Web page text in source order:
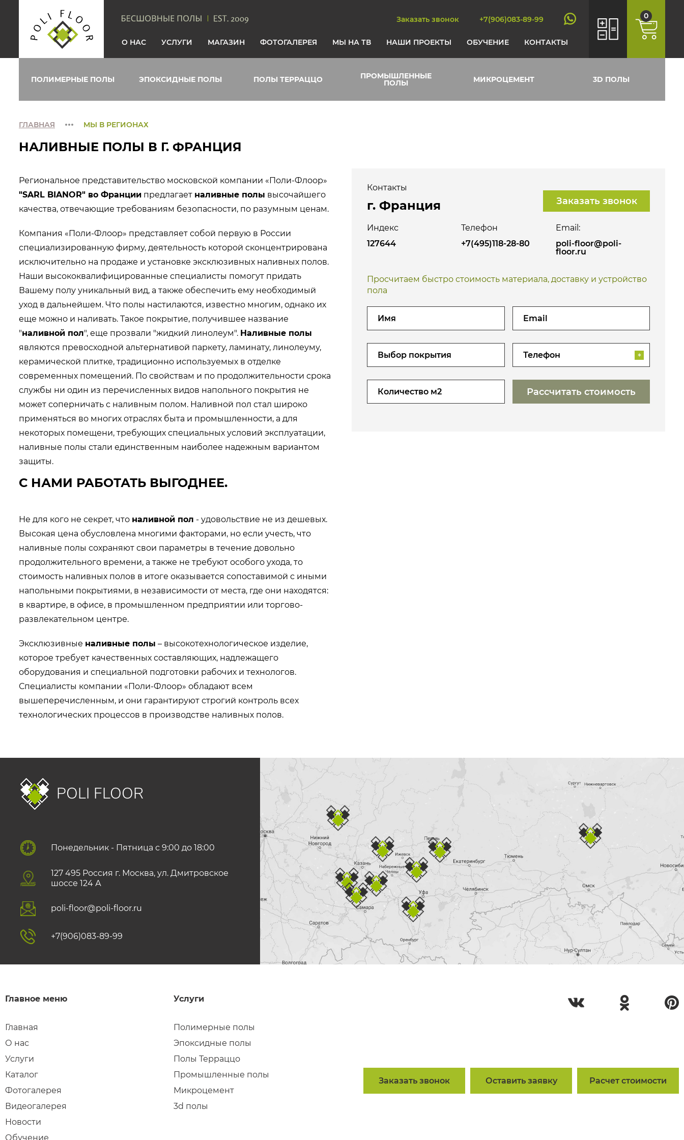
Заказать звонок +7(906)083-89-99
О НАС УСЛУГИ МАГАЗИН ФОТОГАЛЕРЕЯ МЫ НА ТВ НАШИ ПРОЕКТЫ ОБУЧЕНИЕ КОНТАКТЫ
0
ПОЛИМЕРНЫЕ ПОЛЫ ЭПОКСИДНЫЕ ПОЛЫ ПОЛЫ ТЕРРАЦЦО ПРОМЫШЛЕННЫЕ
ПОЛЫ МИКРОЦЕМЕНТ 3D ПОЛЫ
ГЛАВНАЯ МЫ В РЕГИОНАХ
НАЛИВНЫЕ ПОЛЫ В Г. ФРАНЦИЯ
Региональное представительство московской компании «Поли-Флоор»
"SARL BIANOR" во Франции предлагает наливные полы высочайшего
качества, отвечающие требованиям безопасности, по разумным ценам.
Компания «Поли-Флоор» представляет собой первую в России
специализированную фирму, деятельность которой сконцентрирована
исключительно на продаже и установке эксклюзивных наливных полов.
Наши высококвалифицированные специалисты помогут придать
Вашему полу уникальный вид, а также обеспечить ему необходимый
уход в дальнейшем. Что полы настилаются, известно многим, однако их
еще можно и наливать. Такое покрытие, получившее название
"наливной пол", еще прозвали "жидкий линолеум". Наливные полы
являются превосходной альтернативой паркету, ламинату, линолеуму,
керамической плитке, традиционно используемых в отделке
современных помещений. По свойствам и по продолжительности срока
службы ни один из перечисленных видов напольного покрытия не
может соперничать с наливным полом. Наливной пол стал широко
применяться во многих отраслях быта и промышленности, а для
некоторых помещени, требующих специальных условий эксплуатации,
наливные полы стали единственным наиболее надежным вариантом
защиты.
С НАМИ РАБОТАТЬ ВЫГОДНЕЕ.
Не для кого не секрет, что наливной пол - удовольствие не из дешевых.
Высокая цена обусловлена многими факторами, но если учесть, что
наливные полы сохраняют свои параметры в течение довольно
продолжительного времени, а также не требуют особого ухода, то
стоимость наливных полов в итоге оказывается сопоставимой с иными
напольными покрытиями, в независимости от места, где они находятся:
в квартире, в офисе, в промышленном предприятии или торгово-
развлекательном центре.
Эксклюзивные наливные полы – высокотехнологическое изделие,
которое требует качественных составляющих, надлежащего
оборудования и специальной подготовки рабочих и технологов.
Специалисты компании «Поли-Флоор» обладают всем
вышеперечисленным, и они гарантируют строгий контроль всех
технологических процессов в производстве наливных полов.
Контакты
г. Франция Заказать звонок
Индекс
127644
Телефон
+7(495)118-28-80
Email:
poli-floor@poli-
floor.ru
Просчитаем быстро стоимость материала, доставку и устройство
пола
Выбор покрытия *
POLI FLOOR
Понедельник - Пятница с 9:00 до 18:00
127 495 Роccия г. Москва, ул. Дмитровское
шоссе 124 А
poli-floor@poli-floor.ru
+7(906)083-89-99
Главное меню
Главная
О нас
Услуги
Каталог
Фотогалерея
Видеогалерея
Новости
Обучение
Услуги
Полимерные полы
Эпоксидные полы
Полы Терраццо
Промышленные полы
Микроцемент
3d полы
Заказать звонок Оставить заявку Расчет стоимости